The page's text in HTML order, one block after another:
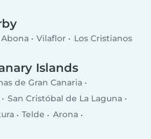
Vilaflor Los Cristianos
Islands
de Gran Canaria
San Cristóbal de La Laguna
Telde
Arona